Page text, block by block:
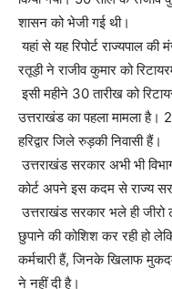
शासन को भेजी गई थी।
यहां से यह रिपोर्ट राज्यपाल
रतूड़ी ने राजीव कुमार को
इसी महीने 30 तारीख को
उत्तराखंड का पहला मामला है।
हरिद्वार जिले रुड़की निवासी हैं।
उत्तराखंड सरकार अभी भी
कोर्ट अपने इस कदम से राज्य
उत्तराखंड सरकार भले ही
छुपाने की कोशिश कर रही हो
कर्मचारी हैं, जिनके खिलाफ
ने नहीं दी है।